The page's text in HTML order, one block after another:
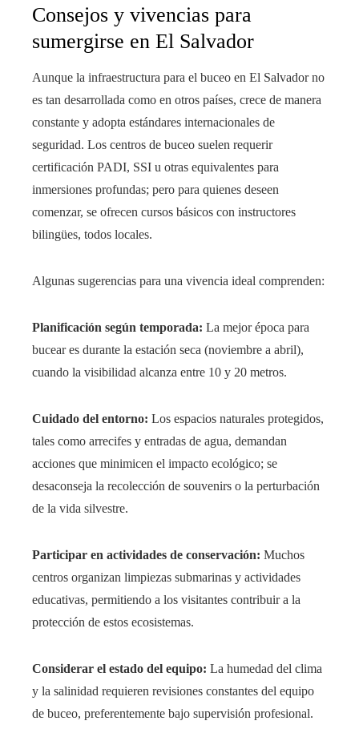
Consejos y vivencias para
sumergirse en El Salvador
Aunque la infraestructura para el buceo en El Salvador no
es tan desarrollada como en otros países, crece de manera
constante y adopta estándares internacionales de
seguridad. Los centros de buceo suelen requerir
certificación PADI, SSI u otras equivalentes para
inmersiones profundas; pero para quienes deseen
comenzar, se ofrecen cursos básicos con instructores
bilingües, todos locales.
Algunas sugerencias para una vivencia ideal comprenden:
Planificación según temporada: La mejor época para
bucear es durante la estación seca (noviembre a abril),
cuando la visibilidad alcanza entre 10 y 20 metros.
Cuidado del entorno: Los espacios naturales protegidos,
tales como arrecifes y entradas de agua, demandan
acciones que minimicen el impacto ecológico; se
desaconseja la recolección de souvenirs o la perturbación
de la vida silvestre.
Participar en actividades de conservación: Muchos
centros organizan limpiezas submarinas y actividades
educativas, permitiendo a los visitantes contribuir a la
protección de estos ecosistemas.
Considerar el estado del equipo: La humedad del clima
y la salinidad requieren revisiones constantes del equipo
de buceo, preferentemente bajo supervisión profesional.